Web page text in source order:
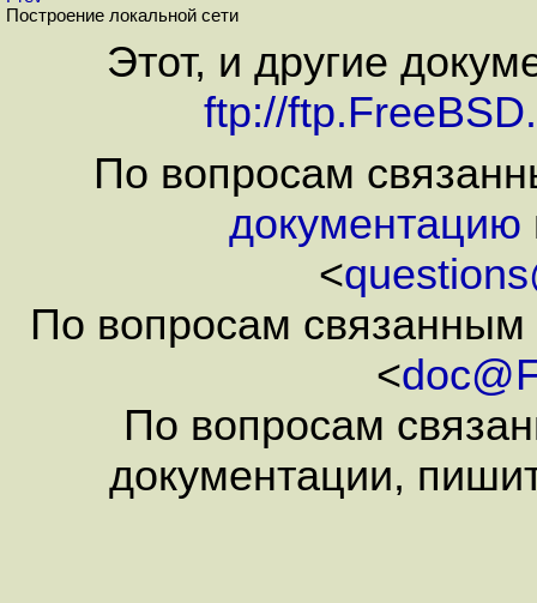
Построение локальной сети
Этот, и другие
ftp://
По вопросам
документацию
<
По вопросам связанным
<
По вопросам
документации,